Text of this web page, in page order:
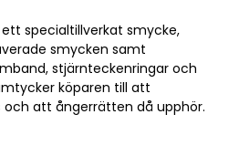
specialtillverkat smycke,
smycken samt
stjärnteckenringar och
köparen till att
och att ångerrätten då upphör.